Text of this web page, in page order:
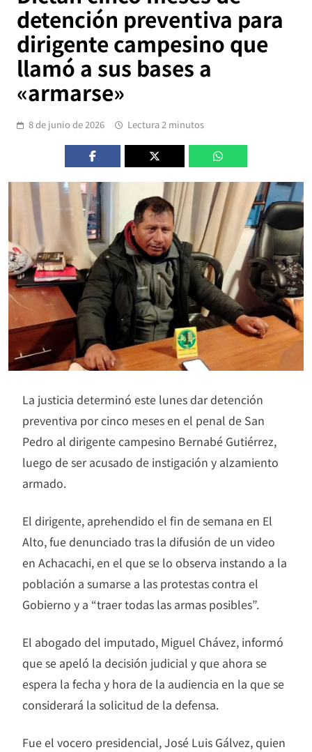
detención preventiva para
dirigente campesino que
llamó a sus bases a
«armarse»
8 de junio de 2026 Lectura 2 minutos
La justicia determinó este lunes dar detención
preventiva por cinco meses en el penal de San
Pedro al dirigente campesino Bernabé Gutiérrez,
luego de ser acusado de instigación y alzamiento
armado.
El dirigente, aprehendido el fin de semana en El
Alto, fue denunciado tras la difusión de un video
en Achacachi, en el que se lo observa instando a la
población a sumarse a las protestas contra el
Gobierno y a “traer todas las armas posibles”.
El abogado del imputado, Miguel Chávez, informó
que se apeló la decisión judicial y que ahora se
espera la fecha y hora de la audiencia en la que se
considerará la solicitud de la defensa.
Fue el vocero presidencial, José Luis Gálvez, quien